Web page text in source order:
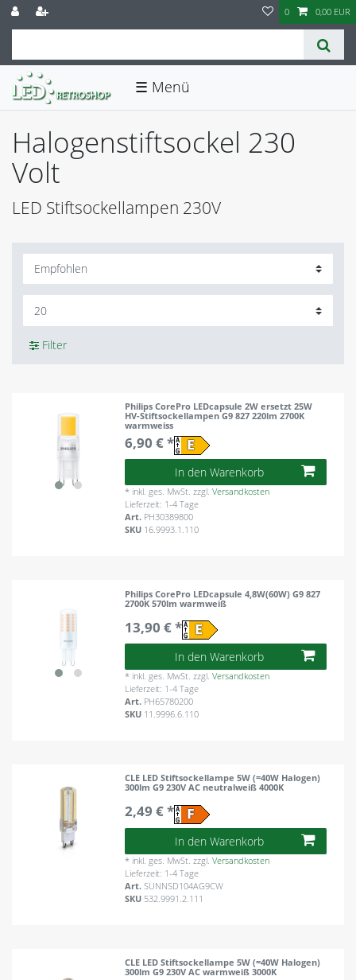
0 0,00 EUR
☰
Halogenstiftsockel 230
Volt
LED Stiftsockellampen 230V
Filter
Philips CorePro LEDcapsule 2W ersetzt 25W
HV-Stiftsockellampen G9 827 220lm 2700K
warmweiss
6,90 € *
In den Warenkorb
* inkl. ges. MwSt. zzgl.Versandkosten
Lieferzeit: 1-4 Tage
Art. PH30389800
SKU 16.9993.1.110
Philips CorePro LEDcapsule 4,8W(60W) G9 827
2700K 570lm warmweiß
13,90 € *
In den Warenkorb
* inkl. ges. MwSt. zzgl.Versandkosten
Lieferzeit: 1-4 Tage
Art. PH65780200
SKU 11.9996.6.110
CLE LED Stiftsockellampe 5W (=40W Halogen)
300lm G9 230V AC neutralweiß 4000K
2,49 € *
In den Warenkorb
* inkl. ges. MwSt. zzgl.Versandkosten
Lieferzeit: 1-4 Tage
Art.SUNNSD104AG9CW
SKU 532.9991.2.111
CLE LED Stiftsockellampe 5W (=40W Halogen)
300lm G9 230V AC warmweiß 3000K